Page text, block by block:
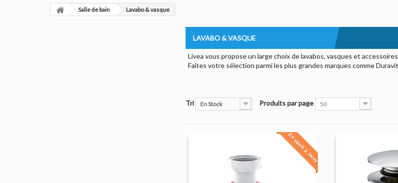
Salle de bain Lavabo & vasque
LAVABO & VASQUE
Livea vous propose un large choix de lavabos, vasques et
Faites votre sélection parmi les plus grandes marques comme
Tri En Stock Produits par page 50
En stock à Jarry